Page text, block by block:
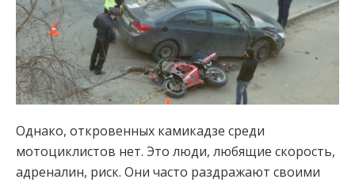
Однако, откровенных камикадзе среди
мотоциклистов нет. Это люди, любящие скорость,
адреналин, риск. Они часто раздражают своими